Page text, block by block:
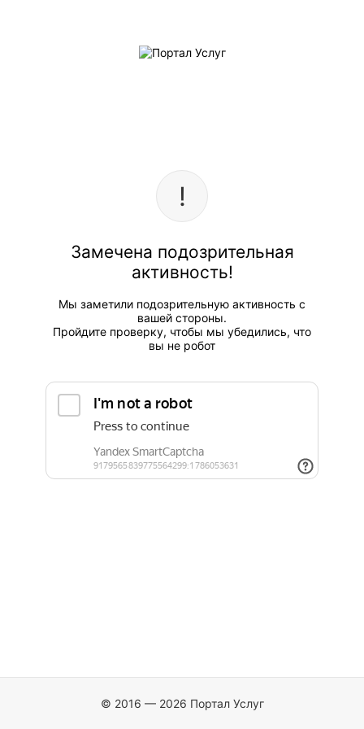
Замечена подозрительная
активность!
Мы заметили подозрительную активность с
вашей стороны.
Пройдите проверку, чтобы мы убедились, что
вы не робот
© 2016 — 2026 Портал Услуг